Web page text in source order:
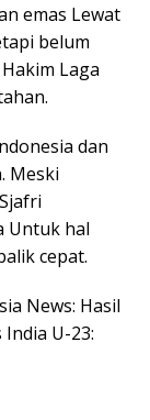
emas Lewat
belum
Laga
dan
Meski
Untuk hal
cepat.
News: Hasil
U-23: